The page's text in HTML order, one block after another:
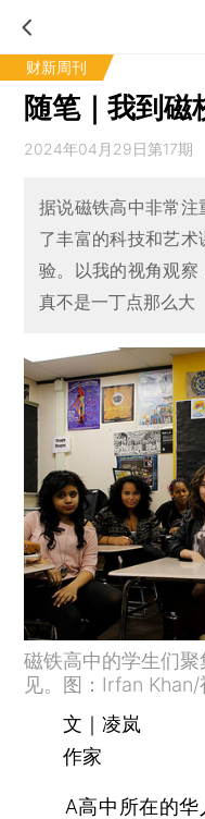
财新周刊
随笔｜我到磁
2024年04月29日第17期
据说磁铁高中非常
了丰富的科技和艺
验。以我的视角观察
真不是一丁点那么大
磁铁高中的学生们
见。图：Irfan Khan/
文｜凌岚
作家
A高中所在的华人